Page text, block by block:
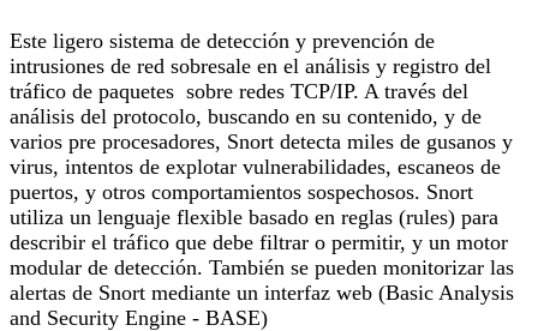
Este ligero sistema de detección y prevención de
intrusiones de red sobresale en el análisis y registro del
tráfico de paquetes sobre redes TCP/IP. A través del
análisis del protocolo, buscando en su contenido, y de
varios pre procesadores, Snort detecta miles de gusanos y
virus, intentos de explotar vulnerabilidades, escaneos de
puertos, y otros comportamientos sospechosos. Snort
utiliza un lenguaje flexible basado en reglas (rules) para
describir el tráfico que debe filtrar o permitir, y un motor
modular de detección. También se pueden monitorizar las
alertas de Snort mediante un interfaz web (Basic Analysis
and Security Engine - BASE)